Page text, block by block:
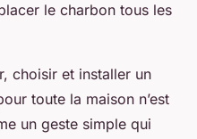
le charbon tous les
choisir et installer un
toute la maison n’est
un geste simple qui